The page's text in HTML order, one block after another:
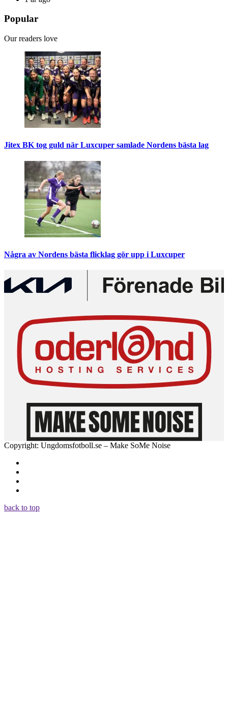
Popular
Our readers love
Jitex BK tog guld när Luxcuper samlade Nordens bästa lag
Några av Nordens bästa flicklag gör upp i Luxcuper
Copyright: Ungdomsfotboll.se – Make SoMe Noise
back to top